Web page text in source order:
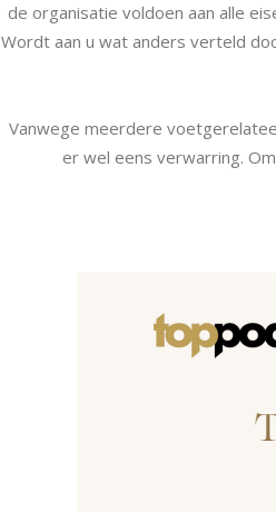
de organisatie voldoen aan alle
Wordt aan u wat anders verteld
Vanwege meerdere
er wel eens verwarring.